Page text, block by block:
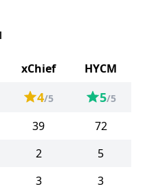
xChief
HYCM
4/5 5/5
39
72
2
5
3
3